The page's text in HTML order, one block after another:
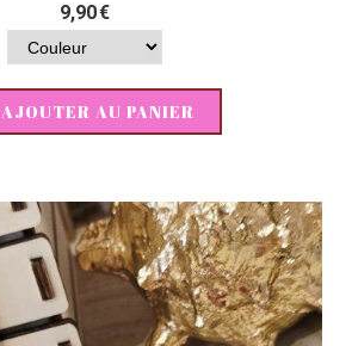
9,90€
AJOUTER AU PANIER